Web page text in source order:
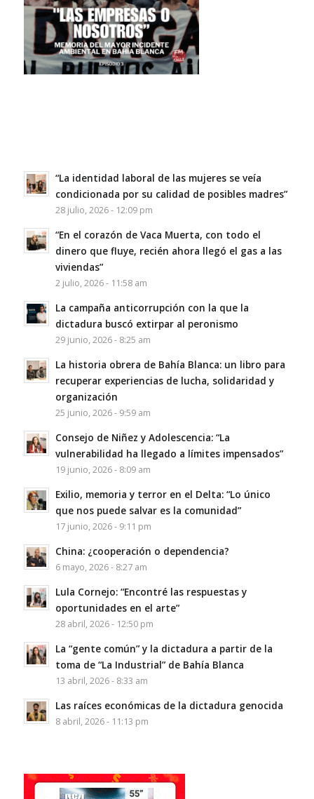
“La identidad laboral de las mujeres se veía
condicionada por su calidad de posibles madres”
28 julio, 2026 - 12:09 pm
“En el corazón de Vaca Muerta, con todo el
dinero que fluye, recién ahora llegó el gas a las
viviendas”
2 julio, 2026 - 11:58 am
La campaña anticorrupción con la que la
dictadura buscó extirpar al peronismo
29 junio, 2026 - 8:25 am
La historia obrera de Bahía Blanca: un libro para
recuperar experiencias de lucha, solidaridad y
organización
25 junio, 2026 - 9:59 am
Consejo de Niñez y Adolescencia: “La
vulnerabilidad ha llegado a límites impensados”
19 junio, 2026 - 8:09 am
Exilio, memoria y terror en el Delta: “Lo único
que nos puede salvar es la comunidad”
17 junio, 2026 - 9:11 pm
China: ¿cooperación o dependencia?
6 mayo, 2026 - 8:27 am
Lula Cornejo: “Encontré las respuestas y
oportunidades en el arte”
28 abril, 2026 - 12:50 pm
La “gente común” y la dictadura a partir de la
toma de “La Industrial” de Bahía Blanca
13 abril, 2026 - 8:33 am
Las raíces económicas de la dictadura genocida
8 abril, 2026 - 11:13 pm